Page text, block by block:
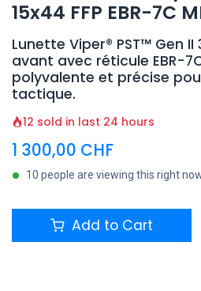
15x44 FFP EBR-7C
Lunette Viper® PST™ Gen
avant avec réticule EBR-
polyvalente et précise
tactique.
12 sold in last 24 hours
1 300,00 CHF
10 people are viewing this right
Add to Cart